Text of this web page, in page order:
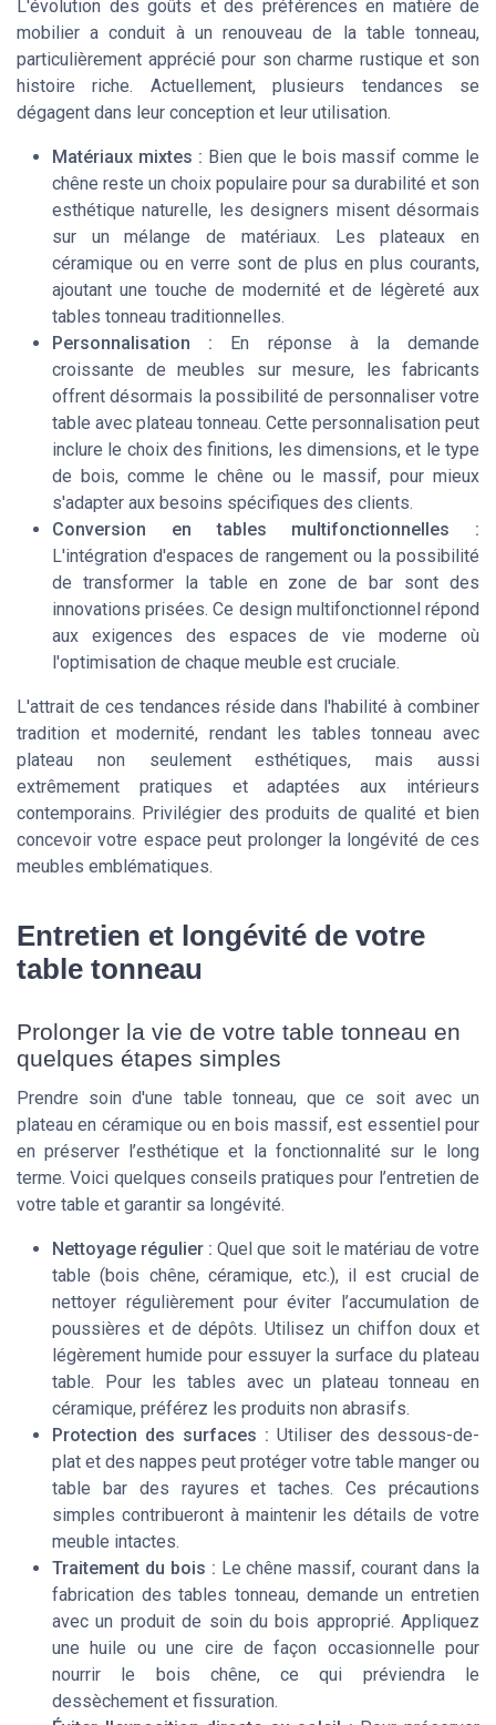
L'évolution des goûts et des préférences en matière de
mobilier a conduit à un renouveau de la table tonneau,
particulièrement apprécié pour son charme rustique et son
histoire riche. Actuellement, plusieurs tendances se
dégagent dans leur conception et leur utilisation.
Matériaux mixtes : Bien que le bois massif comme le
chêne reste un choix populaire pour sa durabilité et son
esthétique naturelle, les designers misent désormais
sur un mélange de matériaux. Les plateaux en
céramique ou en verre sont de plus en plus courants,
ajoutant une touche de modernité et de légèreté aux
tables tonneau traditionnelles.
Personnalisation : En réponse à la demande
croissante de meubles sur mesure, les fabricants
offrent désormais la possibilité de personnaliser votre
table avec plateau tonneau. Cette personnalisation peut
inclure le choix des finitions, les dimensions, et le type
de bois, comme le chêne ou le massif, pour mieux
s'adapter aux besoins spécifiques des clients.
Conversion en tables multifonctionnelles :
L'intégration d'espaces de rangement ou la possibilité
de transformer la table en zone de bar sont des
innovations prisées. Ce design multifonctionnel répond
aux exigences des espaces de vie moderne où
l'optimisation de chaque meuble est cruciale.
L'attrait de ces tendances réside dans l'habilité à combiner
tradition et modernité, rendant les tables tonneau avec
plateau non seulement esthétiques, mais aussi
extrêmement pratiques et adaptées aux intérieurs
contemporains. Privilégier des produits de qualité et bien
concevoir votre espace peut prolonger la longévité de ces
meubles emblématiques.
Entretien et longévité de votre
table tonneau
Prolonger la vie de votre table tonneau en
quelques étapes simples
Prendre soin d'une table tonneau, que ce soit avec un
plateau en céramique ou en bois massif, est essentiel pour
en préserver l’esthétique et la fonctionnalité sur le long
terme. Voici quelques conseils pratiques pour l’entretien de
votre table et garantir sa longévité.
Nettoyage régulier : Quel que soit le matériau de votre
table (bois chêne, céramique, etc.), il est crucial de
nettoyer régulièrement pour éviter l’accumulation de
poussières et de dépôts. Utilisez un chiffon doux et
légèrement humide pour essuyer la surface du plateau
table. Pour les tables avec un plateau tonneau en
céramique, préférez les produits non abrasifs.
Protection des surfaces : Utiliser des dessous-de-
plat et des nappes peut protéger votre table manger ou
table bar des rayures et taches. Ces précautions
simples contribueront à maintenir les détails de votre
meuble intactes.
Traitement du bois : Le chêne massif, courant dans la
fabrication des tables tonneau, demande un entretien
avec un produit de soin du bois approprié. Appliquez
une huile ou une cire de façon occasionnelle pour
nourrir le bois chêne, ce qui préviendra le
dessèchement et fissuration.